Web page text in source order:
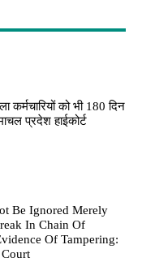
कर्मचारियों को भी 180 दिन
प्रदेश हाईकोर्ट
Be Ignored Merely
In Chain Of
Of Tampering: